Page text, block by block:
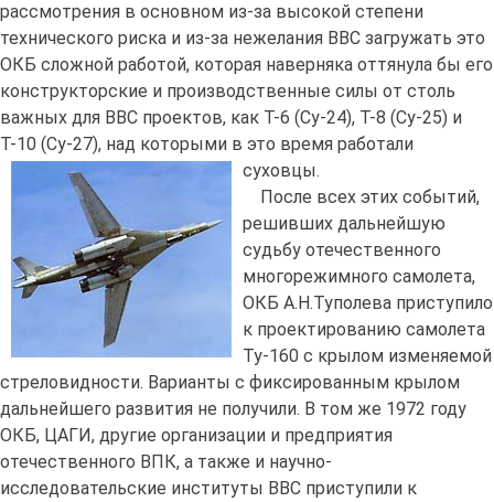
рассмотрения в основном из-за высокой степени
технического риска и из-за нежелания ВВС загружать это
ОКБ сложной работой, которая наверняка оттянула бы его
конструкторские и производственные силы от столь
важных для ВВС проектов, как Т-6 (Су-24), Т-8 (Су-25) и
Т-10 (Су-27), над которыми в это время работали
суховцы.
После всех этих событий,
решивших дальнейшую
судьбу отечественного
многорежимного самолета,
ОКБ А.Н.Туполева приступило
к проектированию самолета
Ту-160 с крылом изменяемой
стреловидности. Варианты с фиксированным крылом
дальнейшего развития не получили. В том же 1972 году
ОКБ, ЦАГИ, другие организации и предприятия
отечественного ВПК, а также и научно-
исследовательские институты ВВС приступили к